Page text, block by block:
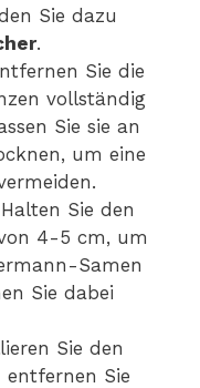
Sie dazu
.
Sie die
vollständig
Sie sie an
um eine
Sie den
4-5 cm, um
Samen
Sie dabei
Sie den
entfernen Sie